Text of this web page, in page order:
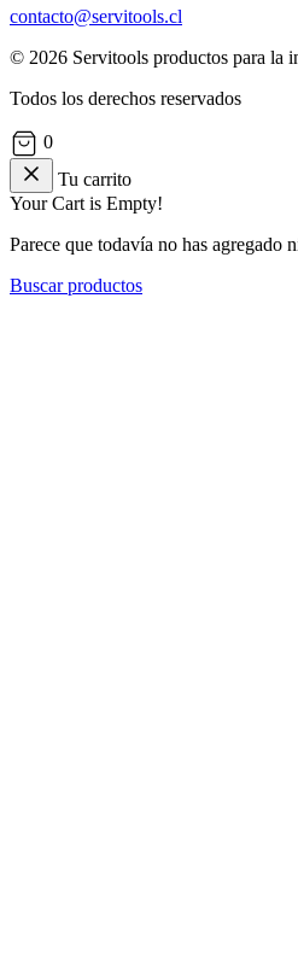
contacto@servitools.cl
© 2026 Servitools productos para la
Todos los derechos reservados
0
Tu carrito
Your Cart is Empty!
Parece que todavía no has agregado
Buscar productos